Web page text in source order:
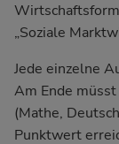
„Soziale
Jede einzelne
Am Ende
(Mathe,
Punktwert